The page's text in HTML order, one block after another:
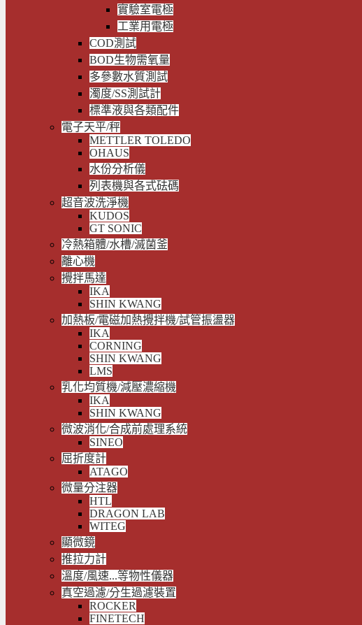
實驗室電極
工業用電極
COD測試
BOD生物需氧量
多參數水質測試
濁度/SS測試計
標準液與各類配件
電子天平/秤
METTLER TOLEDO
OHAUS
水份分析儀
列表機與各式砝碼
超音波洗淨機
KUDOS
GT SONIC
冷熱箱體/水槽/滅菌釜
離心機
攪拌馬達
IKA
SHIN KWANG
加熱板/電磁加熱攪拌機/試管振盪器
IKA
CORNING
SHIN KWANG
LMS
乳化均質機/減壓濃縮機
IKA
SHIN KWANG
微波消化/合成前處理系統
SINEO
屈折度計
ATAGO
微量分注器
HTL
DRAGON LAB
WITEG
顯微鏡
推拉力計
溫度/風速...等物性儀器
真空過濾/分生過濾裝置
ROCKER
FINETECH